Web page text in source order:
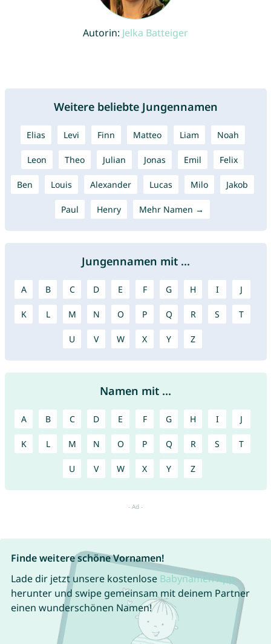
Autorin: Jelka Batteiger
Weitere beliebte Jungennamen
Elias Levi Finn Matteo Liam Noah
Leon Theo Julian Jonas Emil Felix
Ben Louis Alexander Lucas Milo Jakob
Paul Henry Mehr Namen →
Jungennamen mit ...
A B C D E F G H I J
K L M N O P Q R S T
U V W X Y Z
Namen mit ...
A B C D E F G H I J
K L M N O P Q R S T
U V W X Y Z
Finde weitere schöne Vornamen!
Lade dir jetzt unsere kostenlose Babynamen App
herunter und swipe gemeinsam mit deinem Partner
einen wunderschönen Namen!